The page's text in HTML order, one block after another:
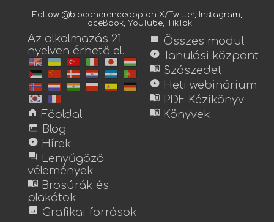
Follow @biocoherenceapp on X/Twitter, Instagram,
FaceBook, YouTube, TikTok
Az alkalmazás 21
nyelven érhető el.
home Főoldal
today Blog
play_circle Hírek
forum Lenyűgöző
vélemények
menu_book Brosúrák és
plakátok
image Grafikai források
view_module Összes modul
play_circle Tanulási központ
menu_book Szószedet
play_circle Heti webinárium
menu_book PDF Kézikönyv
menu_book Könyvek